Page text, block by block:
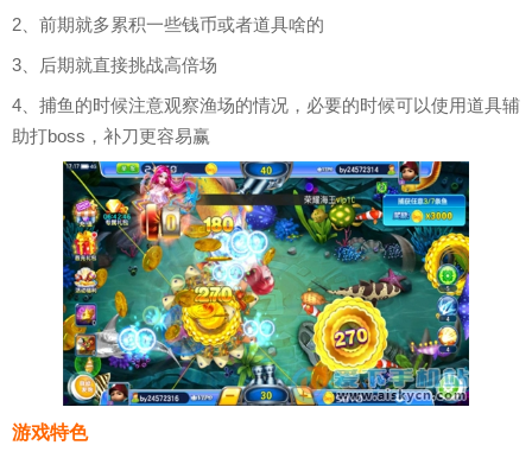
2、前期就多累积一些钱币或者道具啥的
3、后期就直接挑战高倍场
4、捕鱼的时候注意观察渔场的情况，必要的时候可以使用道具辅
助打boss，补刀更容易赢
游戏特色